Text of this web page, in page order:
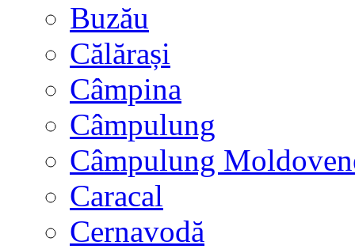
Buzău
Călărași
Câmpina
Câmpulung
Câmpulung
Caracal
Cernavodă